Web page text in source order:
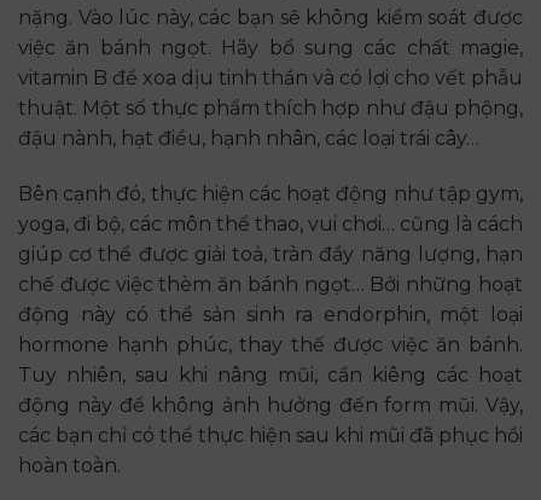
nặng. Vào lúc này, các bạn sẽ không kiểm soát được
việc ăn bánh ngọt. Hãy bổ sung các chất magie,
vitamin B để xoa dịu tinh thần và có lợi cho vết phẫu
thuật. Một số thực phẩm thích hợp như đậu phộng,
đậu nành, hạt điều, hạnh nhân, các loại trái cây…
Bên cạnh đó, thực hiện các hoạt động như tập gym,
yoga, đi bộ, các môn thể thao, vui chơi… cũng là cách
giúp cơ thể được giải toả, tràn đầy năng lượng, hạn
chế được việc thèm ăn bánh ngọt… Bởi những hoạt
động này có thể sản sinh ra endorphin, một loại
hormone hạnh phúc, thay thế được việc ăn bánh.
Tuy nhiên, sau khi nâng mũi, cần kiêng các hoạt
động này để không ảnh hưởng đến form mũi. Vậy,
các bạn chỉ có thể thực hiện sau khi mũi đã phục hồi
hoàn toàn.